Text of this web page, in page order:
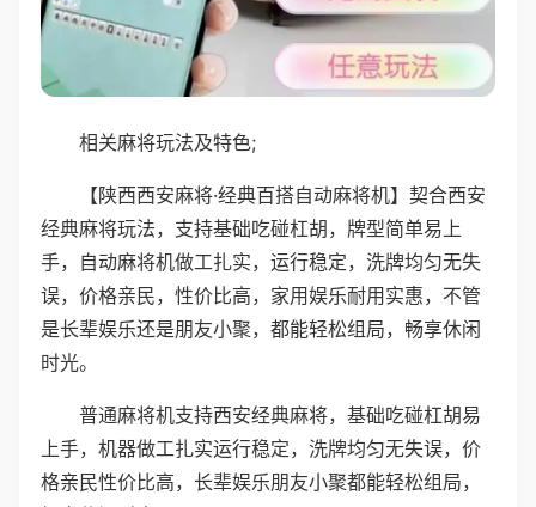
相关麻将玩法及特色;
【陕西西安麻将·经典百搭自动麻将机】契合西安
经典麻将玩法，支持基础吃碰杠胡，牌型简单易上
手，自动麻将机做工扎实，运行稳定，洗牌均匀无失
误，价格亲民，性价比高，家用娱乐耐用实惠，不管
是长辈娱乐还是朋友小聚，都能轻松组局，畅享休闲
时光。
普通麻将机支持西安经典麻将，基础吃碰杠胡易
上手，机器做工扎实运行稳定，洗牌均匀无失误，价
格亲民性价比高，长辈娱乐朋友小聚都能轻松组局，